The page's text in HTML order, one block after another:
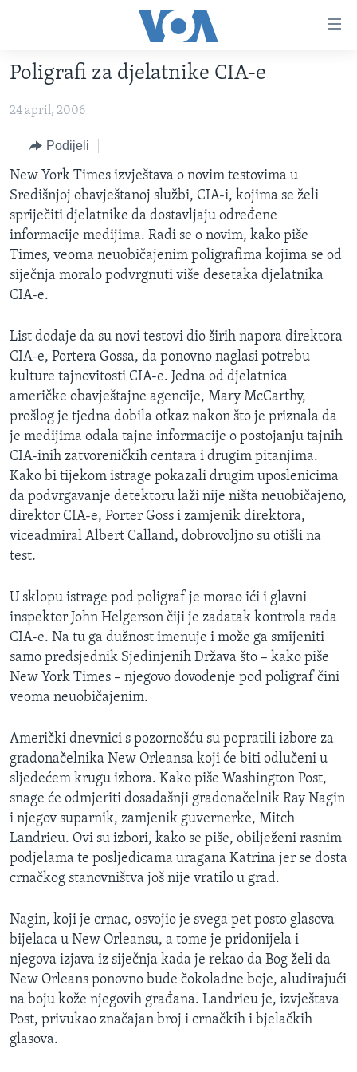
glavni
Pređi
navigaciju
Idi
na
pretragu
TV PROGRAM
VIDEO
FOTOGRAFIJE DANA
VIJESTI
SJEDINJENE AMERIČKE DRŽAVE
BOSNA I HERCEGOVINA
SVIJET
NAUKA I TEHNOLOGIJA
SPECIJALNI PROJEKTI
KORUPCIJA
SLOBODA MEDIJA
IZBJEGLIČKA STRANA
MAGAZIN
O GLASU AMERIKE
Learning English
PRATITE NAS
Jezici
Poligrafi za djelatnike CIA-e
24 april, 2006
Podijeli
New York Times izvještava o novim testovima u
Središnjoj obavještanoj službi, CIA-i, kojima se želi
spriječiti djelatnike da dostavljaju određene
informacije medijima. Radi se o novim, kako piše
Times, veoma neuobičajenim poligrafima kojima se od
siječnja moralo podvrgnuti više desetaka djelatnika
CIA-e.
List dodaje da su novi testovi dio širih napora direktora
CIA-e, Portera Gossa, da ponovno naglasi potrebu
kulture tajnovitosti CIA-e. Jedna od djelatnica
američke obavještajne agencije, Mary McCarthy,
prošlog je tjedna dobila otkaz nakon što je priznala da
je medijima odala tajne informacije o postojanju tajnih
CIA-inih zatvoreničkih centara i drugim pitanjima.
Kako bi tijekom istrage pokazali drugim uposlenicima
da podvrgavanje detektoru laži nije ništa neuobičajeno,
direktor CIA-e, Porter Goss i zamjenik direktora,
viceadmiral Albert Calland, dobrovoljno su otišli na
test.
U sklopu istrage pod poligraf je morao ići i glavni
inspektor John Helgerson čiji je zadatak kontrola rada
CIA-e. Na tu ga dužnost imenuje i može ga smijeniti
samo predsjednik Sjedinjenih Država što – kako piše
New York Times – njegovo dovođenje pod poligraf čini
veoma neuobičajenim.
Američki dnevnici s pozornošću su popratili izbore za
gradonačelnika New Orleansa koji će biti odlučeni u
sljedećem krugu izbora. Kako piše Washington Post,
snage će odmjeriti dosadašnji gradonačelnik Ray Nagin
i njegov suparnik, zamjenik guvernerke, Mitch
Landrieu. Ovi su izbori, kako se piše, obilježeni rasnim
podjelama te posljedicama uragana Katrina jer se dosta
crnačkog stanovništva još nije vratilo u grad.
Nagin, koji je crnac, osvojio je svega pet posto glasova
bijelaca u New Orleansu, a tome je pridonijela i
njegova izjava iz siječnja kada je rekao da Bog želi da
New Orleans ponovno bude čokoladne boje, aludirajući
na boju kože njegovih građana. Landrieu je, izvještava
Post, privukao značajan broj i crnačkih i bjelačkih
glasova.